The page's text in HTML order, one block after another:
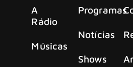
A
Rádio
Músicas
Programas
Notícias
Shows